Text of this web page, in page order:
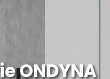
ONDYNA